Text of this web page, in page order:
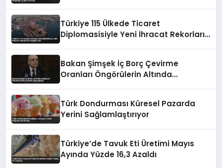
Türkiye 115 Ülkede Ticaret
Diplomasisiyle Yeni İhracat Rekorları
Bakan Şimşek İç Borç Çevirme
Oranları Öngörülerin Altında
Türk Dondurması Küresel Pazarda
Yerini Sağlamlaştırıyor
Türkiye’de Tavuk Eti Üretimi Mayıs
Ayında Yüzde 16,3 Azaldı